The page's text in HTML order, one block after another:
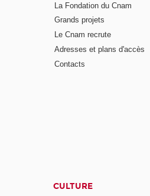
La Fondation du Cnam
Grands projets
Le Cnam recrute
Adresses et plans d'accès
Contacts
CULTURE